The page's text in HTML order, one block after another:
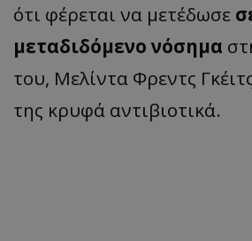
ότι φέρεται να μετέδωσε
μεταδιδόμενο νόσημα
του, Μελίντα Φρεντς
της κρυφά αντιβιοτικά.